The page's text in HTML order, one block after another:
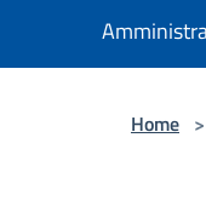
Home >